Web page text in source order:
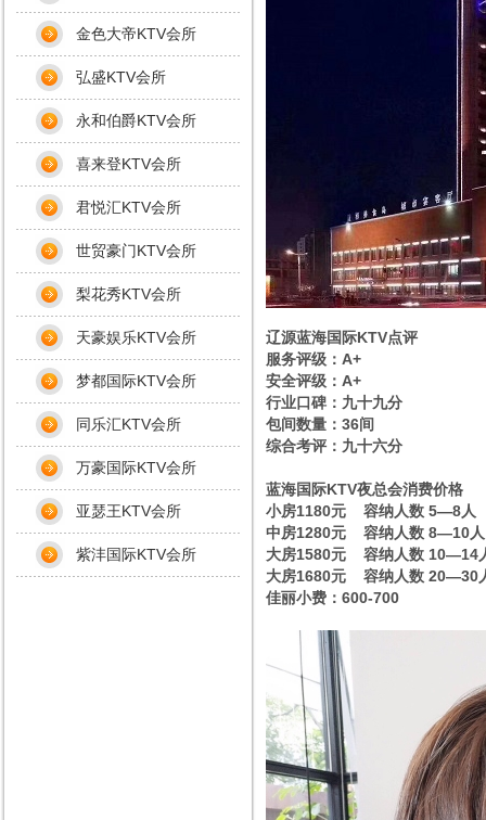
辽源蓝海国际KTV点评
服务评级：A+
安全评级：A+
行业口碑：九十九分
包间数量：36间
综合考评：九十六分
蓝海国际KTV夜总会消费价格
小房1180元 容纳人数 5—8人
中房1280元 容纳人数 8—10人
大房1580元 容纳人数 10—14
大房1680元 容纳人数 20—30
佳丽小费：600-700
金色大帝KTV会所
弘盛KTV会所
永和伯爵KTV会所
喜来登KTV会所
君悦汇KTV会所
世贸豪门KTV会所
梨花秀KTV会所
天豪娱乐KTV会所
梦都国际KTV会所
同乐汇KTV会所
万豪国际KTV会所
亚瑟王KTV会所
紫沣国际KTV会所